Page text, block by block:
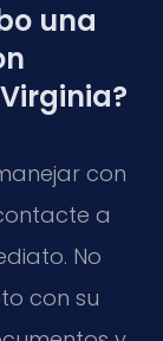
una
con
a
No
con su